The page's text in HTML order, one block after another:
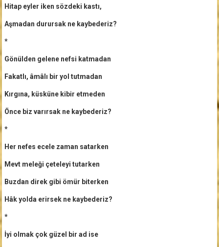
Hitap eyler iken sözdeki kastı,
Aşmadan durursak ne kaybederiz?
*
Gönülden gelene nefsi katmadan
Fakatlı, âmâlı bir yol tutmadan
Kırgına, küsküne kibir etmeden
Önce biz varırsak ne kaybederiz?
*
Her nefes ecele zaman satarken
Mevt meleği çeteleyi tutarken
Buzdan direk gibi ömür biterken
Hâk yolda erirsek ne kaybederiz?
*
İyi olmak çok güzel bir ad ise